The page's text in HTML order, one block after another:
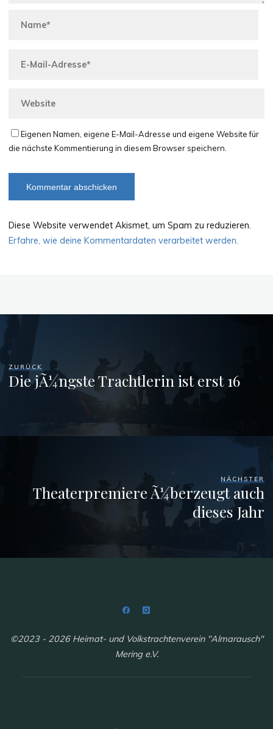
Eigenen Namen, eigene E-Mail-Adresse und eigene Website für
die nächste Kommentierung in diesem Browser speichern.
Diese Website verwendet Akismet, um Spam zu reduzieren.
Erfahre, wie deine Kommentardaten verarbeitet werden.
ZURÜCK
Die jÃ¼ngste Trachtlerin ist erst 16
NÄCHSTER
Theaterpremiere Ã¼berzeugt auch
dieses Jahr
©2023 - 2026 Heimat- und Volkstrachtenverein "Almarausch"
Mering e.V.